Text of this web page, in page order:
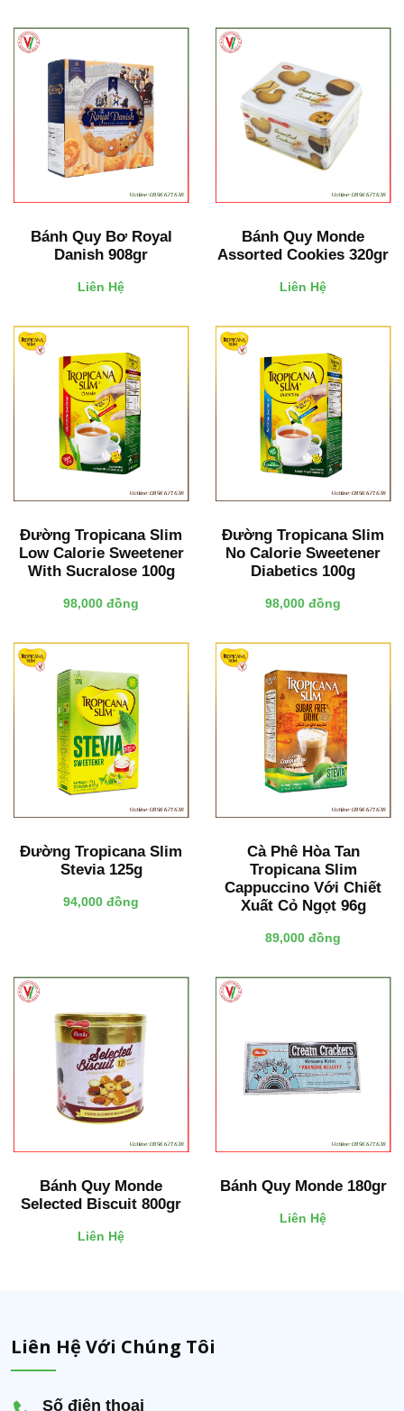
Bánh Quy Bơ Royal
Danish 908gr
Liên Hệ
Bánh Quy Monde
Assorted Cookies 320gr
Liên Hệ
Đường Tropicana Slim
Low Calorie Sweetener
With Sucralose 100g
98,000 đồng
Đường Tropicana Slim
No Calorie Sweetener
Diabetics 100g
98,000 đồng
Đường Tropicana Slim
Stevia 125g
94,000 đồng
Cà Phê Hòa Tan
Tropicana Slim
Cappuccino Với Chiết
Xuất Cỏ Ngọt 96g
89,000 đồng
Bánh Quy Monde
Selected Biscuit 800gr
Liên Hệ
Bánh Quy Monde 180gr
Liên Hệ
Liên Hệ Với Chúng Tôi
Số điện thoại